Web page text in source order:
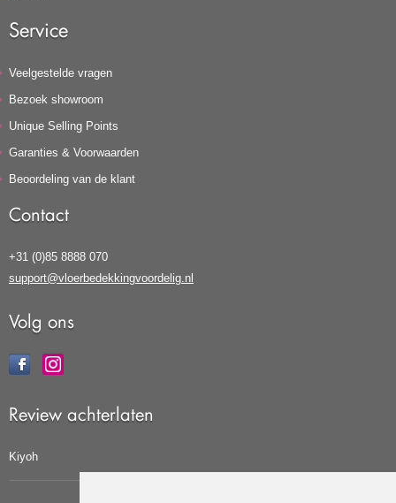
Service
Veelgestelde vragen
Bezoek showroom
Unique Selling Points
Garanties & Voorwaarden
Beoordeling van de klant
Contact
+31 (0)85 8888 070
support@vloerbedekkingvoordelig.nl
Volg ons
Review achterlaten
Kiyoh